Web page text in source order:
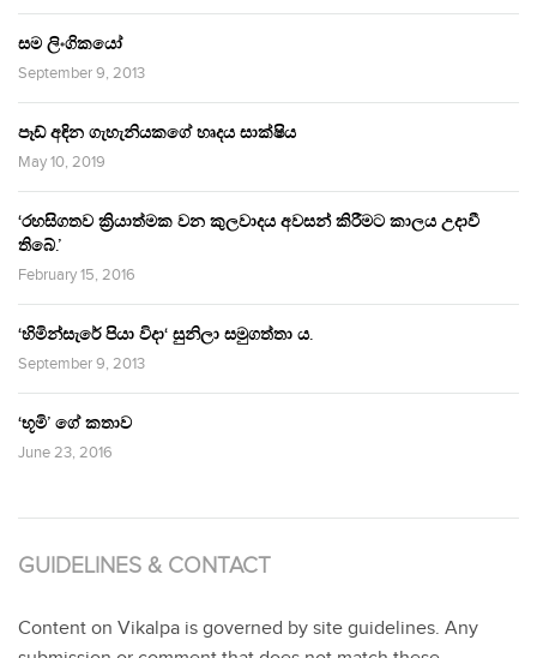
සම ලිංගිකයෝ
September 9, 2013
පෑඩ් අඳින ගැහැනියකගේ හෘදය සාක්ෂිය
May 10, 2019
‘රහසිගතව ක්‍රියාත්මක වන කුලවාදය අවසන් කිරීමට කාලය උදාවී
තිබේ.’
February 15, 2016
‘හිමින්සැරේ පියා විදා‘ සුනිලා සමුගත්තා ය.
September 9, 2013
‘භූමි’ ගේ කතාව
June 23, 2016
GUIDELINES & CONTACT
Content on Vikalpa is governed by site guidelines. Any